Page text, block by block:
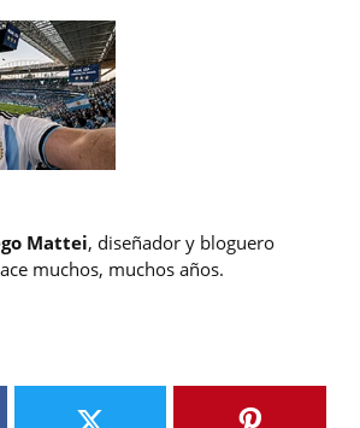
Mattei, diseñador y bloguero
muchos, muchos años.